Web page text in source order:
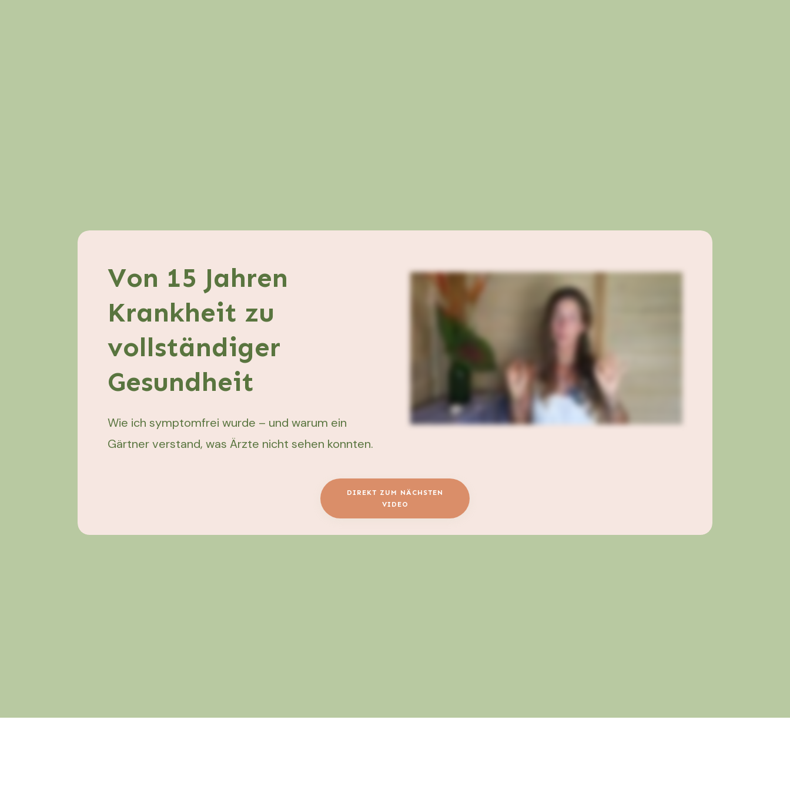
Von 15 Jahren
Krankheit zu
vollständiger
Gesundheit
Wie ich symptomfrei wurde – und warum ein
Gärtner verstand, was Ärzte nicht sehen konnten.
DIREKT ZUM NÄCHSTEN
VIDEO